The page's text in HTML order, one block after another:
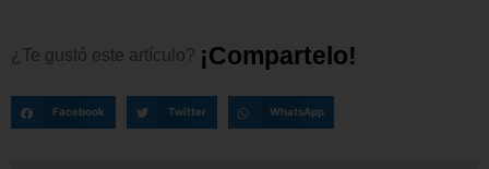
¿Te gustó este artículo? ¡Comparte o!
Facebook Twitter WhatsApp